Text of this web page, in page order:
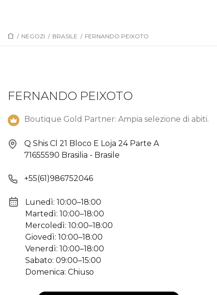
/ NEGOZI / BRASILE / FERNANDO PEIXOTO
FERNANDO PEIXOTO
Boutique Gold Partner: Ampia selezione di abiti.
Q Shis Cl 21 Bloco E Loja 24 Parte A
71655590 Brasilia - Brasile
+55(61)986752046
Lunedì: 10:00–18:00
Martedì: 10:00–18:00
Mercoledì: 10:00–18:00
Giovedì: 10:00–18:00
Venerdì: 10:00–18:00
Sabato: 09:00–15:00
Domenica: Chiuso